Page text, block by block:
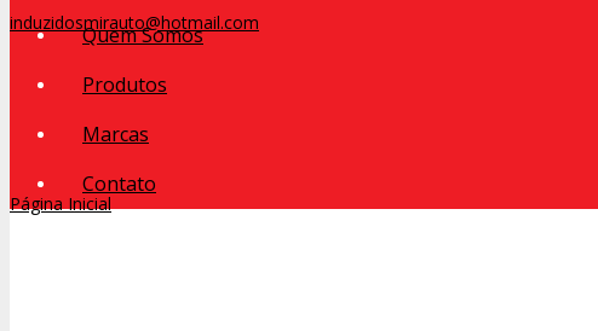
induzidosmirauto@hotmail.com
Página Inicial
Quem Somos
Produtos
Marcas
Contato